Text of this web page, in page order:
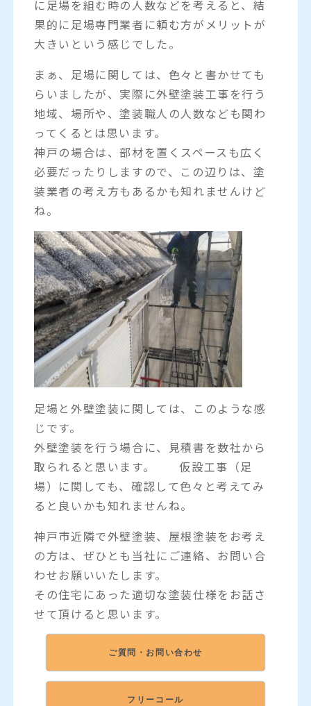
に足場を組む時の人数などを考えると、結
果的に足場専門業者に頼む方がメリットが
大きいという感じでした。
まぁ、足場に関しては、色々と書かせても
らいましたが、実際に外壁塗装工事を行う
地域、場所や、塗装職人の人数なども関わ
ってくるとは思います。
神戸の場合は、部材を置くスペースも広く
必要だったりしますので、この辺りは、塗
装業者の考え方もあるかも知れませんけど
ね。
足場と外壁塗装に関しては、このような感
じです。
外壁塗装を行う場合に、見積書を数社から
取られると思います。 仮設工事（足
場）に関しても、確認して色々と考えてみ
ると良いかも知れませんね。
神戸市近隣で外壁塗装、屋根塗装をお考え
の方は、ぜひとも当社にご連絡、お問い合
わせお願いいたします。
その住宅にあった適切な塗装仕様をお話さ
せて頂けると思います。
ご質問・お問い合わせ
フリーコール